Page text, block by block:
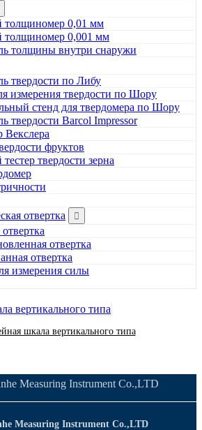
толщиномер 0,01 мм
толщиномер 0,001 мм
толщины внутри снаружи
твердости по Либу
измерения твердости по Шору
стенд для твердомера по Шору
твердости Barcol Impressor
Векслера
фруктов
твердости зерна
отвертка
отвертка
отвертка
измерения силы
шкала вертикального типа
Measuring Instrument Co.,LTD